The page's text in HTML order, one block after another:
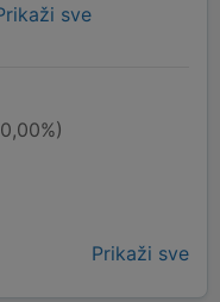
sve
Prikaži sve